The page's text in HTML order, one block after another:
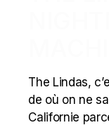
The Lindas,
de où on ne
Californie